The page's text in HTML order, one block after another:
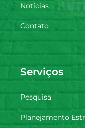
Notícias
Contato
Serviços
Pesquisa
Planejamento